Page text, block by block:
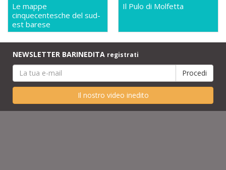
Le mappe
cinquecentesche del sud-
est barese
Il Pulo di Molfetta
NEWSLETTER BARINEDITA registrati
Il nostro video inedito